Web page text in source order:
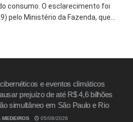
consumo. O esclarecimento foi
pelo Ministério da Fazenda, que...
e eventos climáticos
prejuízo de até R$ 4,6 bilhões
simultâneo em São Paulo e Rio
MEDEIROS 05/08/2026